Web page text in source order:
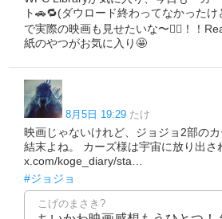
ト🚗🔁(ダウロード終わってなかった
で実際の映画も見せたいな〜✊🏻！！
紙のやつがお気に入り🤩
8月5日 19:29 たけ
映画じゃないけれど、ジョジョ2部の
結末よね。 カーズ様は宇宙に放り出さ
x.com/koge_diary/sta…
#ジョジョ
こげのまさき?